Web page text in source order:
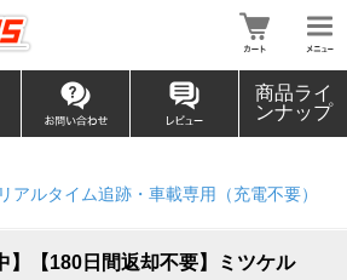
商品ライ
ンナップ
アルタイム追跡・車載専用（充電不要）
】【180日間返却不要】ミツケル